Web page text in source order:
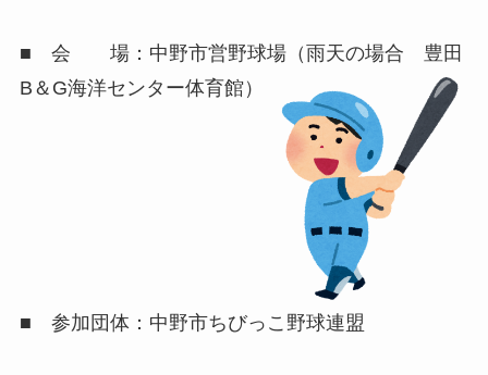
■ 会 場：中野市営野球場（雨天の場合 豊田
B＆G海洋センター体育館）
■ 参加団体：中野市ちびっこ野球連盟